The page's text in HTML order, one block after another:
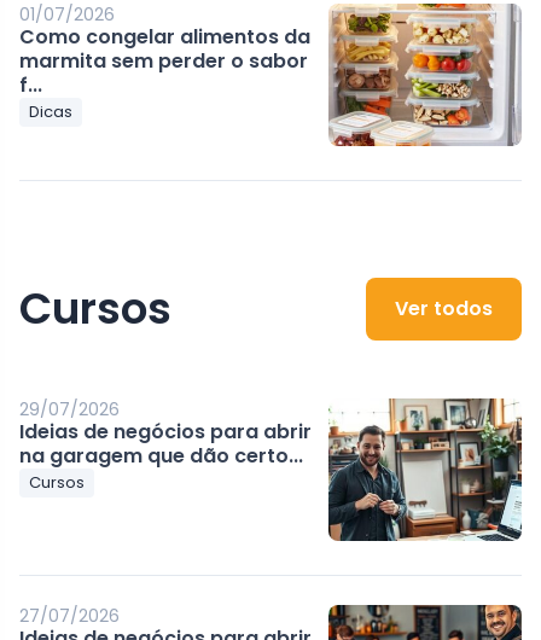
01/07/2026
Como congelar alimentos da
marmita sem perder o sabor
f...
Dicas
Cursos Ver todos
29/07/2026
Ideias de negócios para abrir
na garagem que dão certo...
Cursos
27/07/2026